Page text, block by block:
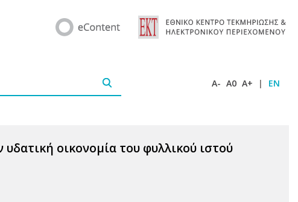
A- A0 A+ | EN
οικονομία του φυλλικού ιστού